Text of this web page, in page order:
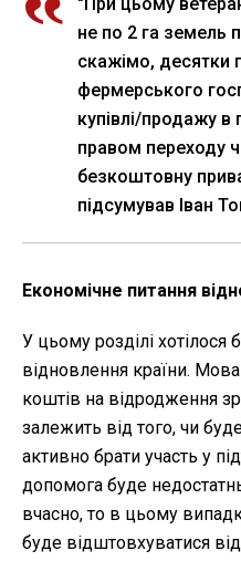
не по 2 га земель
скажімо, десятки
фермерського
купівлі/продажу в
правом переходу
безкоштовну
підсумував Іван
Економічне питання
У цьому розділі хотілося
відновлення країни.
коштів на відродження
залежить від того, чи
активно брати участь у
допомога буде
вчасно, то в цьому
буде відштовхуватися